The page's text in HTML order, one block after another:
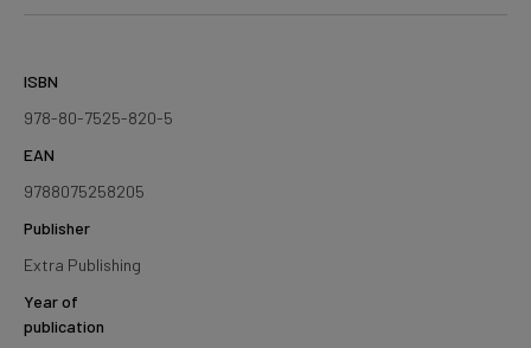
ISBN
978-80-7525-820-5
EAN
9788075258205
Publisher
Extra Publishing
Year of
publication